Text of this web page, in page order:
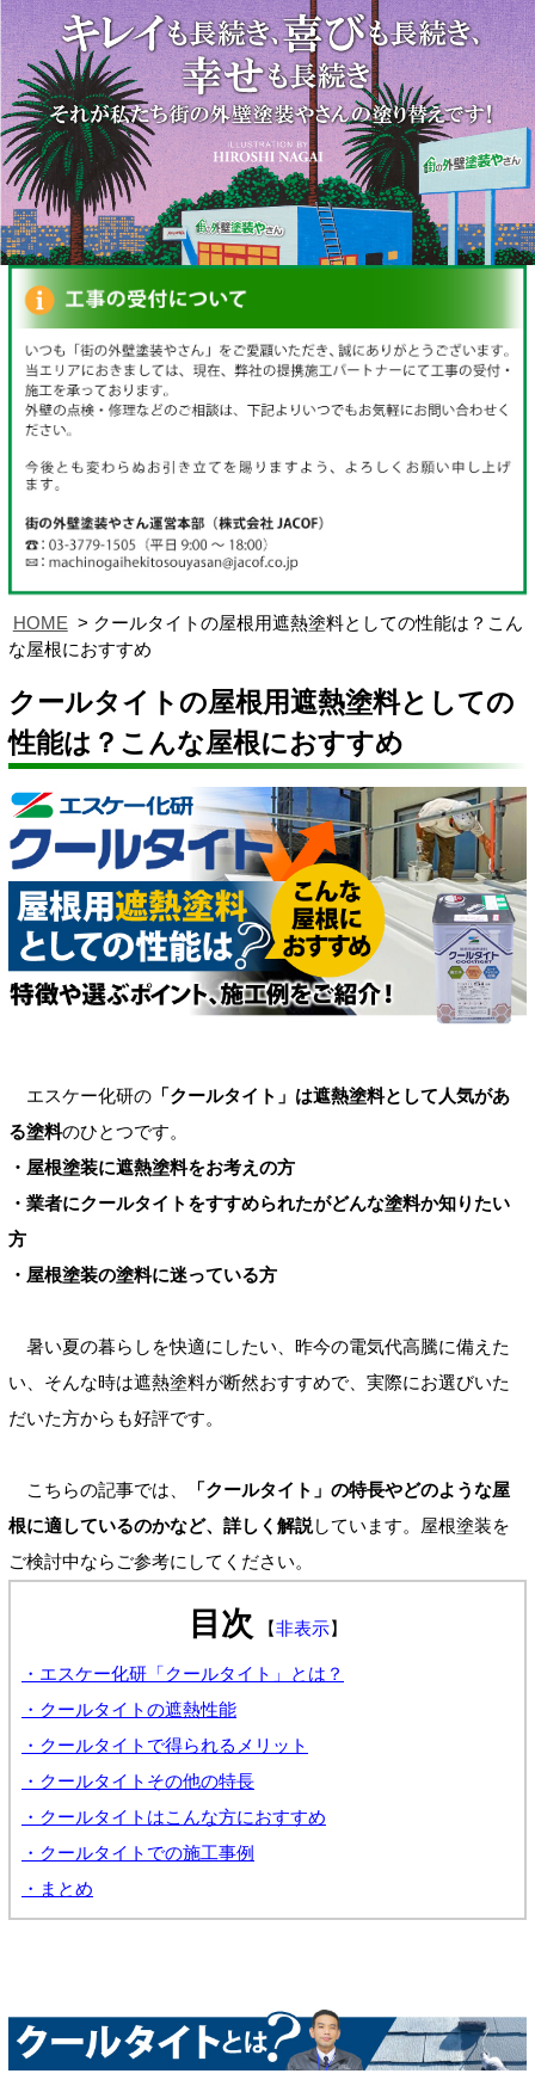
HOME
クールタイトの屋根用遮熱塗料としての性能は？こん
な屋根におすすめ
クールタイトの屋根用遮熱塗料としての
性能は？こんな屋根におすすめ
エスケー化研の 「クールタイト」は遮熱塗料として人気があ
る塗料のひとつです。
・屋根塗装に遮熱塗料をお考えの方
・業者にクールタイトをすすめられたがどんな塗料か知りたい
方
・屋根塗装の塗料に迷っている方
暑い夏の暮らしを快適にしたい、昨今の電気代高騰に備えた
い、そんな時は遮熱塗料が断然おすすめで、実際にお選びいた
だいた方からも好評です。
こちらの記事では、
「クールタイト」の特長やどのような屋
根に適しているのかなど、詳しく解説しています。屋根塗装を
ご検討中ならご参考にしてください。
目次 【非表示】
・エスケー化研「クールタイト」とは？
・クールタイトの遮熱性能
・クールタイトで得られるメリット
・クールタイトその他の特長
・クールタイトはこんな方におすすめ
・クールタイトでの施工事例
・まとめ